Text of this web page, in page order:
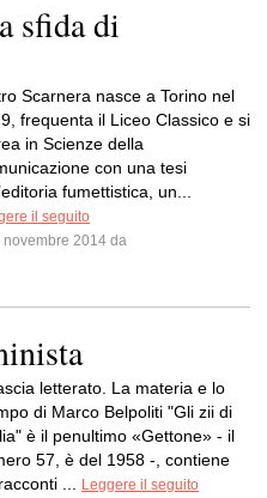
sfida di
Scarnera nasce a Torino nel
frequenta il Liceo Classico e si
in Scienze della
con una tesi
fumettistica, un...
il seguito
novembre 2014 da
letterato. La materia e lo
di Marco Belpoliti "Gli zii di
è il penultimo «Gettone» - il
57, è del 1958 -, contiene
...
Leggere il seguito